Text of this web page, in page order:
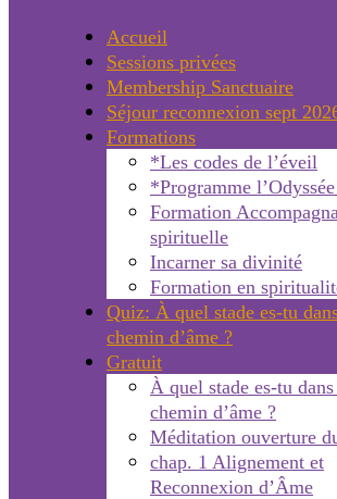
Accueil
Sessions privées
Membership Sanctuaire
Séjour reconnexion sept
Formations
*Les codes de l’éveil
*Programme
Formation
spirituelle
Incarner sa divinité
Formation en
Quiz: À quel stade es-tu
chemin d’âme ?
Gratuit
À quel stade es-tu
chemin d’âme ?
Méditation ouverture
chap. 1 Alignement et
Reconnexion d’Âme